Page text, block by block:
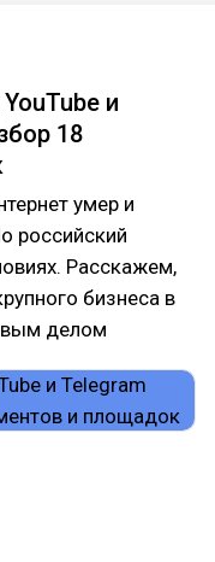
и
18
умер и
российский
Расскажем,
бизнеса в
делом